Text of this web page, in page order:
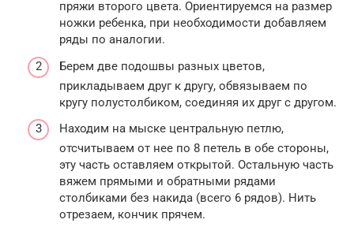
пряжи второго цвета. Ориентируемся на размер
ножки ребенка, при необходимости добавляем
ряды по аналогии.
Берем две подошвы разных цветов,
прикладываем друг к другу, обвязываем по
кругу полустолбиком, соединяя их друг с другом.
Находим на мыске центральную петлю,
отсчитываем от нее по 8 петель в обе стороны,
эту часть оставляем открытой. Остальную часть
вяжем прямыми и обратными рядами
столбиками без накида (всего 6 рядов). Нить
отрезаем, кончик прячем.